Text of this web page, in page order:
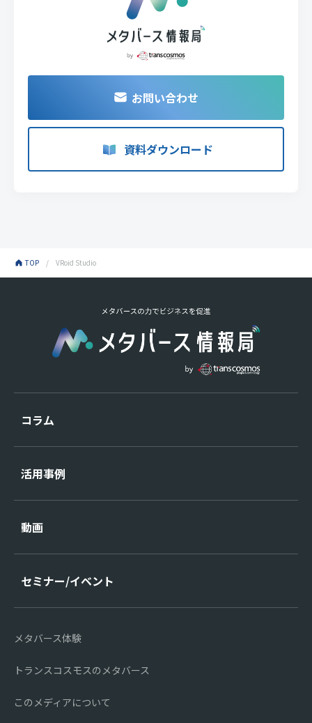
お問い合わせ
資料ダウンロード
TOP VRoid Studio
コラム
活用事例
動画
セミナー/イベント
メタバース体験
トランスコスモスのメタバース
このメディアについて